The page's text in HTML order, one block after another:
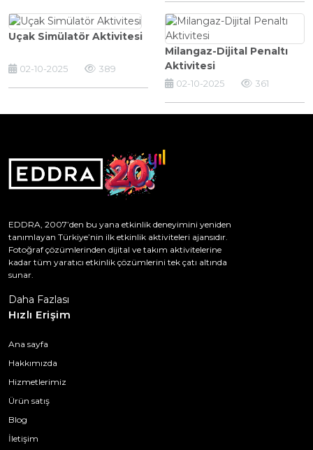
Uçak Simülatör Aktivitesi
02-10-2025 389
Milangaz-Dijital Penaltı
Aktivitesi
02-10-2025 361
EDDRA, 2007’den bu yana etkinlik deneyimini yeniden
tanımlayan Türkiye’nin ilk etkinlik aktiviteleri ajansıdır.
Fotoğraf çözümlerinden dijital ve takım aktivitelerine
kadar tüm yaratıcı etkinlik çözümlerini tek çatı altında
sunar.
Daha Fazlası
Hızlı Erişim
Ana sayfa
Hakkımızda
Hizmetlerimiz
Ürün satış
Blog
İletişim